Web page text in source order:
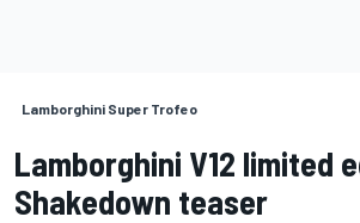
Lamborghini Super Trofeo
Lamborghini V12 limited
Shakedown teaser